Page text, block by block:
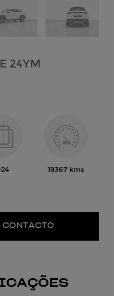
24YM
19367 kms